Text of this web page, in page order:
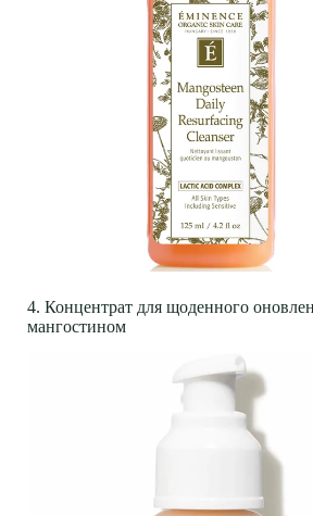
4. Концентрат для щоденного
мангостином